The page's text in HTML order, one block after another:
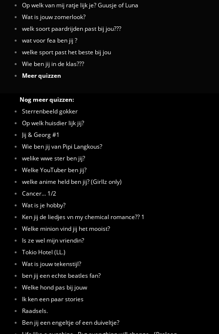
Op welk van mij ratje lijk je? Guusje of Luna
Wat is jouw zomerlook?
welk soort paardrijden past bij jou???
wat voor fea ben jij ?
welke sport past het beste bij jou
Wie ben jij in de klas???
Meer quizzen
Nog meer quizzen:
Sterrenbeeld gokker
Op welk huisdier lijk jij?
Jij & Georg #1
Wie ben jij van Pipi Langkous?
welike wwe ster ben jij?
Welke YouTuber ben jij?
welke anime held ben jij? (Girllz only)
Cancer... 1/2
Wat is je hobby?
Ken jij de liedjes vn my chemical romance?? 1
Welke minion vind jij het mooist?
Is ze wel mijn vriendin?
Tokio Hotel (LL.)
Wat is jouw tekenstijl?
ben jij een echte beatles fan?
Welke hond pas bij jouw
Ik ken een paar stories
Raadsels.
Ben jij een engeltje of een duiveltje?